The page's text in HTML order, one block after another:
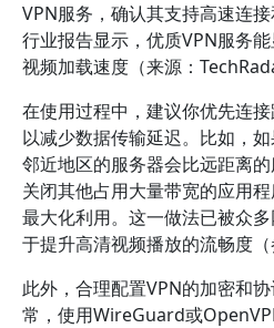
VPN服务，确认其支持高速连
行业报告显示，优质VPN服务
视频加载速度（来源：
在使用过程中，建议你优先连
以减少数据传输延迟。比如，
邻近地区的服务器会比远距离
关闭其他占用大量带宽的应用
最大化利用。这一做法已被众
于提升高清视频播放的流畅度（
此外，合理配置VPN的加密和
常，使用WireGuard或